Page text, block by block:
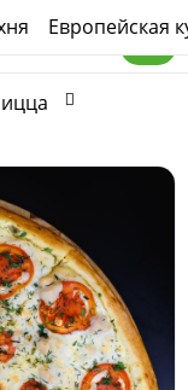
Европейская